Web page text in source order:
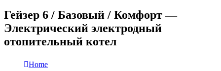
Гейзер 6 / Базовый / Комфорт —
Электрический электродный
отопительный котел
Home